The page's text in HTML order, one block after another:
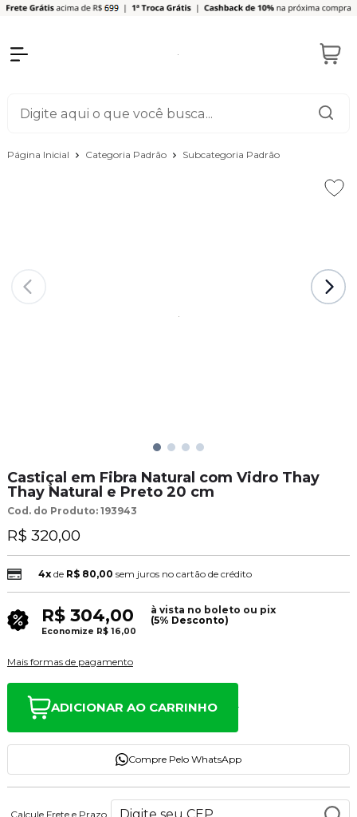
Página Inicial Categoria Padrão Subcategoria Padrão
Castiçal em Fibra Natural com Vidro Thay
Thay Natural e Preto 20 cm
Cod. do Produto: 193943
R$ 320,00
4xde R$ 80,00 sem juros no cartão de crédito
R$ 304,00
à vista no boleto ou pix
(5% Desconto)
Economize R$ 16,00
Mais formas de pagamento
ADICIONAR AO CARRINHO
Compre Pelo WhatsApp
Calcule Frete e Prazo